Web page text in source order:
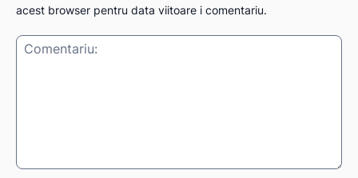
acest browser pentru data viitoare i comentariu.